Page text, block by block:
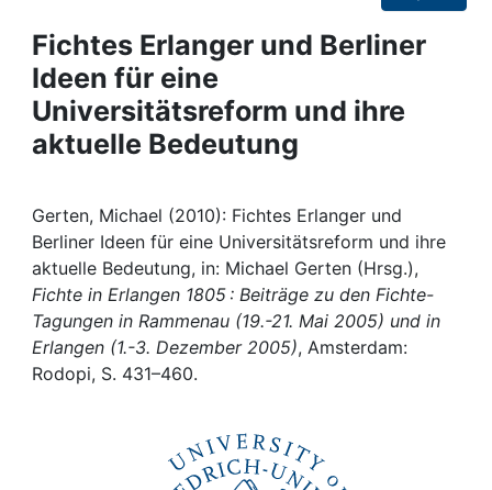
Projects
People
Institutions
Awards
My FIS
Help
Fichtes Erlanger und Berliner
Ideen für eine
Universitätsreform und ihre
aktuelle Bedeutung
Gerten, Michael (2010): Fichtes Erlanger und
Berliner Ideen für eine Universitätsreform und ihre
aktuelle Bedeutung, in: Michael Gerten (Hrsg.),
Fichte in Erlangen 1805 : Beiträge zu den Fichte-
Tagungen in Rammenau (19.-21. Mai 2005) und in
Erlangen (1.-3. Dezember 2005), Amsterdam:
Rodopi, S. 431–460.